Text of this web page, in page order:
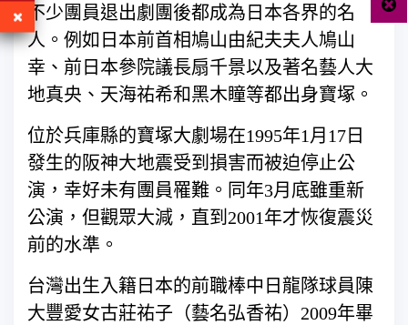
不少團員退出劇團後都成為日本各界的名
人。例如日本前首相鳩山由紀夫夫人鳩山
幸、前日本參院議長扇千景以及著名藝人大
地真央、天海祐希和黑木瞳等都出身寶塚。
位於兵庫縣的寶塚大劇場在1995年1月17日
發生的阪神大地震受到損害而被迫停止公
演，幸好未有團員罹難。同年3月底雖重新
公演，但觀眾大減，直到2001年才恢復震災
前的水準。
台灣出生入籍日本的前職棒中日龍隊球員陳
大豐愛女古莊祐子（藝名弘香祐）2009年畢